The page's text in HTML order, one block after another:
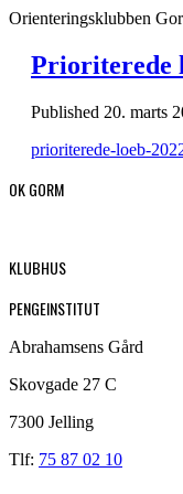
Orienteringsklubben
Prioriterede
Published 20. marts
prioriterede-loeb-
OK GORM
KLUBHUS
PENGEINSTITUT
Abrahamsens Gård
Skovgade 27 C
7300 Jelling
Tlf: 75 87 02 10